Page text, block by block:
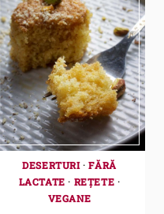
DESERTURI·FĂRĂ
LACTATE · REȚETE ·
VEGANE